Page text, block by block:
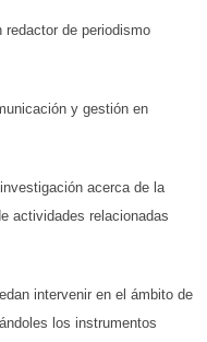
redactor de periodismo
y gestión en
acerca de la
actividades relacionadas
intervenir en el ámbito de
los instrumentos